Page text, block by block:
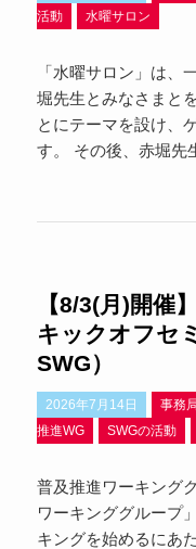
活動
水曜サロン
「水曜サロン」は、
堀先生とみなさまと
とにテーマを設け、
す。 その後、赤堀先
【8/3(月)開催
キックオフセ
SWG）
2026年7月14日 事務
推進WG
SWGの活動
普及推進ワーキング
ワーキンググループ
キングを始めるにあ